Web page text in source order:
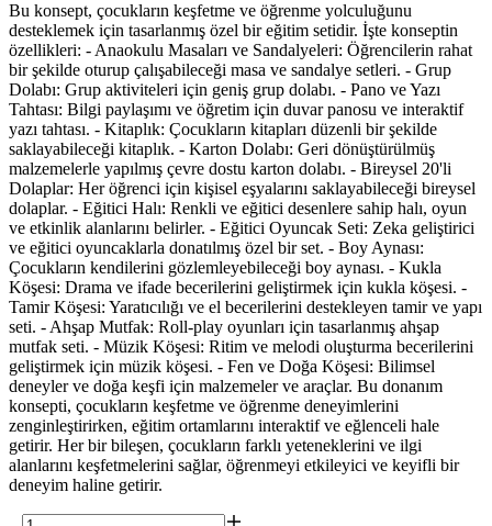
Bu konsept, çocukların keşfetme ve öğrenme yolculuğunu
desteklemek için tasarlanmış özel bir eğitim setidir. İşte konseptin
özellikleri: - Anaokulu Masaları ve Sandalyeleri: Öğrencilerin rahat
bir şekilde oturup çalışabileceği masa ve sandalye setleri. - Grup
Dolabı: Grup aktiviteleri için geniş grup dolabı. - Pano ve Yazı
Tahtası: Bilgi paylaşımı ve öğretim için duvar panosu ve interaktif
yazı tahtası. - Kitaplık: Çocukların kitapları düzenli bir şekilde
saklayabileceği kitaplık. - Karton Dolabı: Geri dönüştürülmüş
malzemelerle yapılmış çevre dostu karton dolabı. - Bireysel 20'li
Dolaplar: Her öğrenci için kişisel eşyalarını saklayabileceği bireysel
dolaplar. - Eğitici Halı: Renkli ve eğitici desenlere sahip halı, oyun
ve etkinlik alanlarını belirler. - Eğitici Oyuncak Seti: Zeka geliştirici
ve eğitici oyuncaklarla donatılmış özel bir set. - Boy Aynası:
Çocukların kendilerini gözlemleyebileceği boy aynası. - Kukla
Köşesi: Drama ve ifade becerilerini geliştirmek için kukla köşesi. -
Tamir Köşesi: Yaratıcılığı ve el becerilerini destekleyen tamir ve yapı
seti. - Ahşap Mutfak: Roll-play oyunları için tasarlanmış ahşap
mutfak seti. - Müzik Köşesi: Ritim ve melodi oluşturma becerilerini
geliştirmek için müzik köşesi. - Fen ve Doğa Köşesi: Bilimsel
deneyler ve doğa keşfi için malzemeler ve araçlar. Bu donanım
konsepti, çocukların keşfetme ve öğrenme deneyimlerini
zenginleştirirken, eğitim ortamlarını interaktif ve eğlenceli hale
getirir. Her bir bileşen, çocukların farklı yeteneklerini ve ilgi
alanlarını keşfetmelerini sağlar, öğrenmeyi etkileyici ve keyifli bir
deneyim haline getirir.